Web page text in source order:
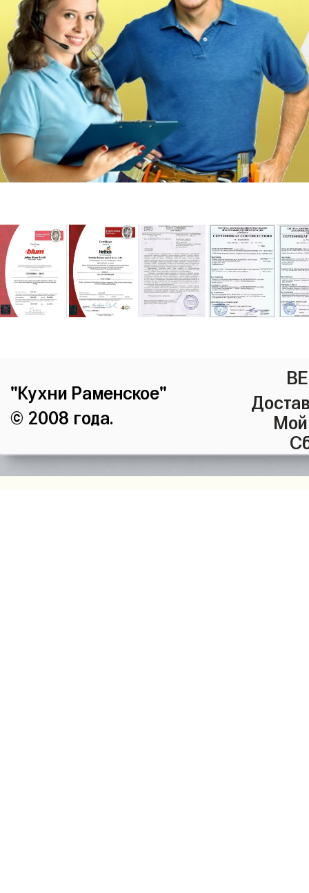
"Кухни Раменское"
© 2008 года.